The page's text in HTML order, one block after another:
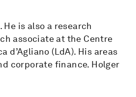
is also a research
associate at the Centre
d’Agliano (LdA). His areas
corporate finance. Holger